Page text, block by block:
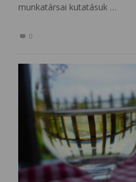
munkatársai kutatásuk …
0